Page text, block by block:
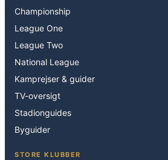
Championship
League One
League Two
National League
Kamprejser & guider
TV-oversigt
Stadionguides
Byguider
STORE KLUBBER